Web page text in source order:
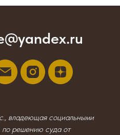
владеющая социальными
по решению суда от